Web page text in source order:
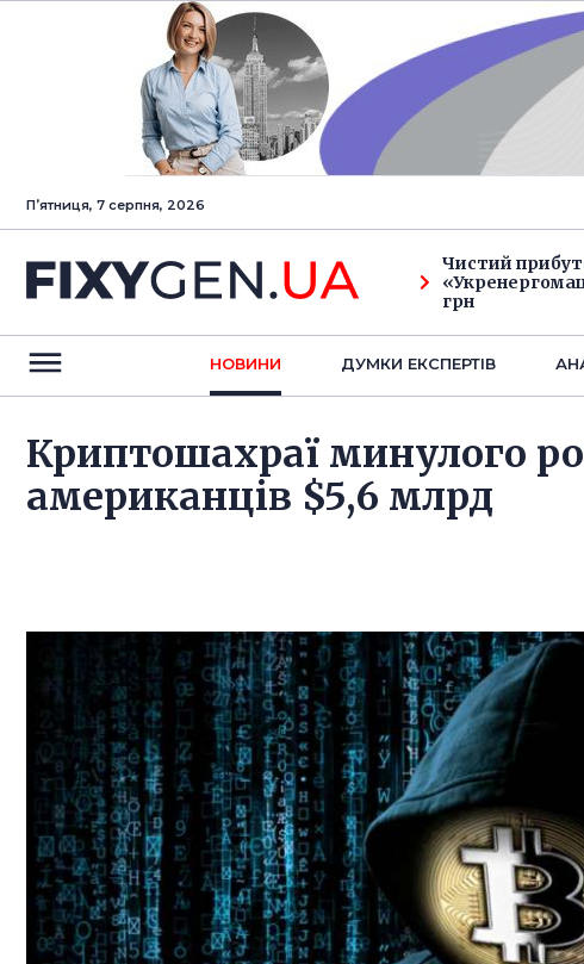
Пʼятниця, 7 серпня, 2026
Чистий
грн
НОВИНИ ДУМКИ ЕКСПЕРТIВ
Криптошахраї минулого
американців $5,6 млрд